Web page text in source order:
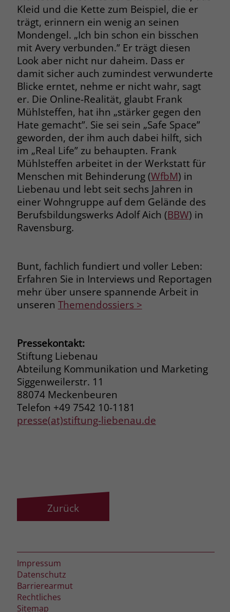
Kleid und die Kette zum Beispiel, die er
trägt, erinnern ein wenig an seinen
Mondengel. „Ich bin schon ein bisschen
mit Avery verbunden.” Er trägt diesen
Look aber nicht nur daheim. Dass er
damit sicher auch zumindest verwunderte
Blicke erntet, nehme er nicht wahr, sagt
er. Die Online-Realität, glaubt Frank
Mühlsteffen, hat ihn „stärker gegen den
Hate gemacht”. Sie sei sein „Safe Space”
geworden, der ihm auch dabei hilft, sich
im „Real Life” zu behaupten. Frank
Mühlsteffen arbeitet in der Werkstatt für
Menschen mit Behinderung (WfbM) in
Liebenau und lebt seit sechs Jahren in
einer Wohngruppe auf dem Gelände des
Berufsbildungswerks Adolf Aich (BBW) in
Ravensburg.
Bunt, fachlich fundiert und voller Leben:
Erfahren Sie in Interviews und Reportagen
mehr über unsere spannende Arbeit in
unseren Themendossiers >
Pressekontakt:
Stiftung Liebenau
Abteilung Kommunikation und Marketing
Siggenweilerstr. 11
88074 Meckenbeuren
Telefon +49 7542 10-1181
presse(at)stiftung-liebenau.de
Zurück
Impressum
Datenschutz
Barrierearmut
Rechtliches
Sitemap